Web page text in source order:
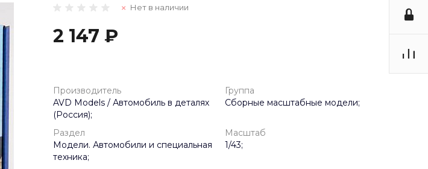
Нет в наличии
2 147 ₽
Производитель
AVD Models / Автомобиль в деталях
(Россия);
Группа
Сборные масштабные модели;
Раздел
Модели. Автомобили и специальная
техника;
Масштаб
1/43;